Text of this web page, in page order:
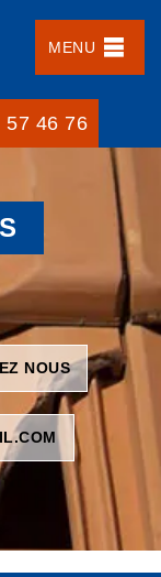
MENU
57 46 76
NOUS